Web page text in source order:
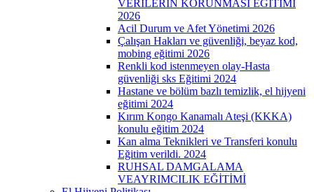
VERİLERİN KORUNMASI EĞİTİMİ
2026
Acil Durum ve Afet Yönetimi 2026
Çalışan Hakları ve güvenliği, beyaz kod,
mobing eğitimi 2026
Renkli kod istenmeyen olay-Hasta
güvenliği sks Eğitimi 2024
Hastane ve bölüm bazlı temizlik, el hijyeni
eğitimi 2024
Kırım Kongo Kanamalı Ateşi (KKKA)
konulu eğitim 2024
Kan alma Teknikleri ve Transferi konulu
Eğitim verildi. 2024
RUHSAL DAMGALAMA
VEAYRIMCILIK EĞİTİMİ